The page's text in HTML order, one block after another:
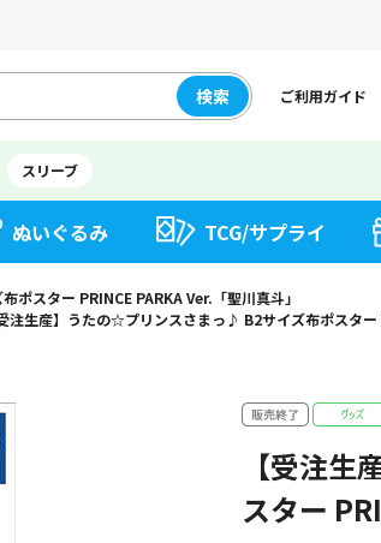
検索 ご利用ガイド
スリーブ
ぬいぐるみ TCG/サプライ
スター PRINCE PARKA Ver.「聖川真斗」
受注生産】うたの☆プリンスさまっ♪ B2サイズ布ポスター
【受注
スター